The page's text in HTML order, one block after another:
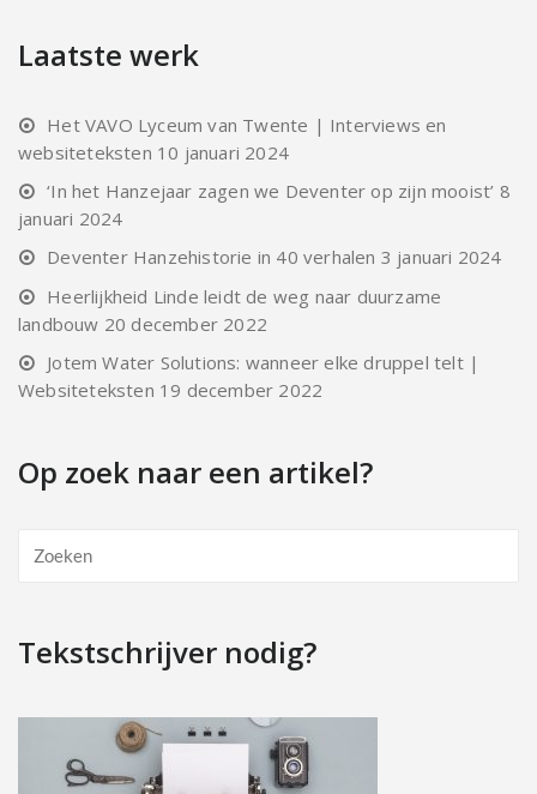
Laatste werk
Het VAVO Lyceum van Twente | Interviews en
websiteteksten 10 januari 2024
‘In het Hanzejaar zagen we Deventer op zijn mooist’ 8
januari 2024
Deventer Hanzehistorie in 40 verhalen 3 januari 2024
Heerlijkheid Linde leidt de weg naar duurzame
landbouw 20 december 2022
Jotem Water Solutions: wanneer elke druppel telt |
Websiteteksten 19 december 2022
Op zoek naar een artikel?
Tekstschrijver nodig?